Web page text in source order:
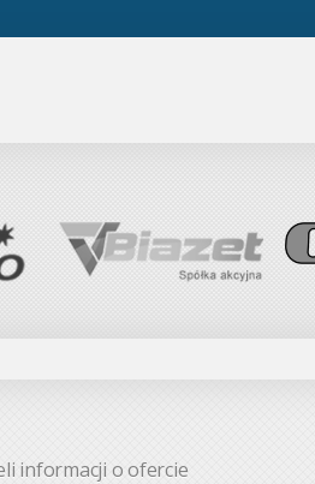
informacji o ofercie